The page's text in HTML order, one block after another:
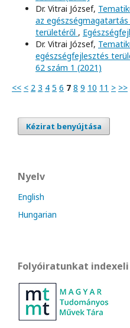
Dr. Vitrai József,
az
területéről ,
Dr. Vitrai József,
egészségfejlesztés
62 szám 1 (2021)
<< < 2 3 4 5 6 7 8 9 10 11 > >>
Kézirat benyújtása
Nyelv
English
Hungarian
Folyóiratunkat indexeli